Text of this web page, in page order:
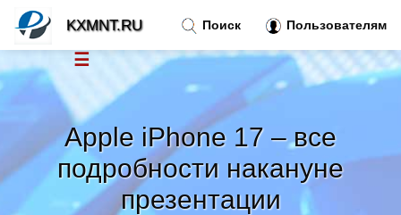
Apple iPhone 17 – все
подробности накануне
презентации
Поиск Пользователям
KXMNT.RU
☰
Новости
Тренды новостей »
»